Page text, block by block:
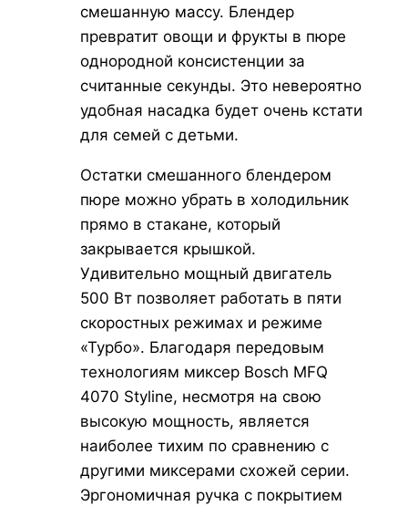
смешанную массу. Блендер
превратит овощи и фрукты в пюре
однородной консистенции за
считанные секунды. Это невероятно
удобная насадка будет очень кстати
для семей с детьми.
Остатки смешанного блендером
пюре можно убрать в холодильник
прямо в стакане, который
закрывается крышкой.
Удивительно мощный двигатель
500 Вт позволяет работать в пяти
скоростных режимах и режиме
«Турбо». Благодаря передовым
технологиям миксер Bosch MFQ
4070 Styline, несмотря на свою
высокую мощность, является
наиболее тихим по сравнению с
другими миксерами схожей серии.
Эргономичная ручка с покрытием